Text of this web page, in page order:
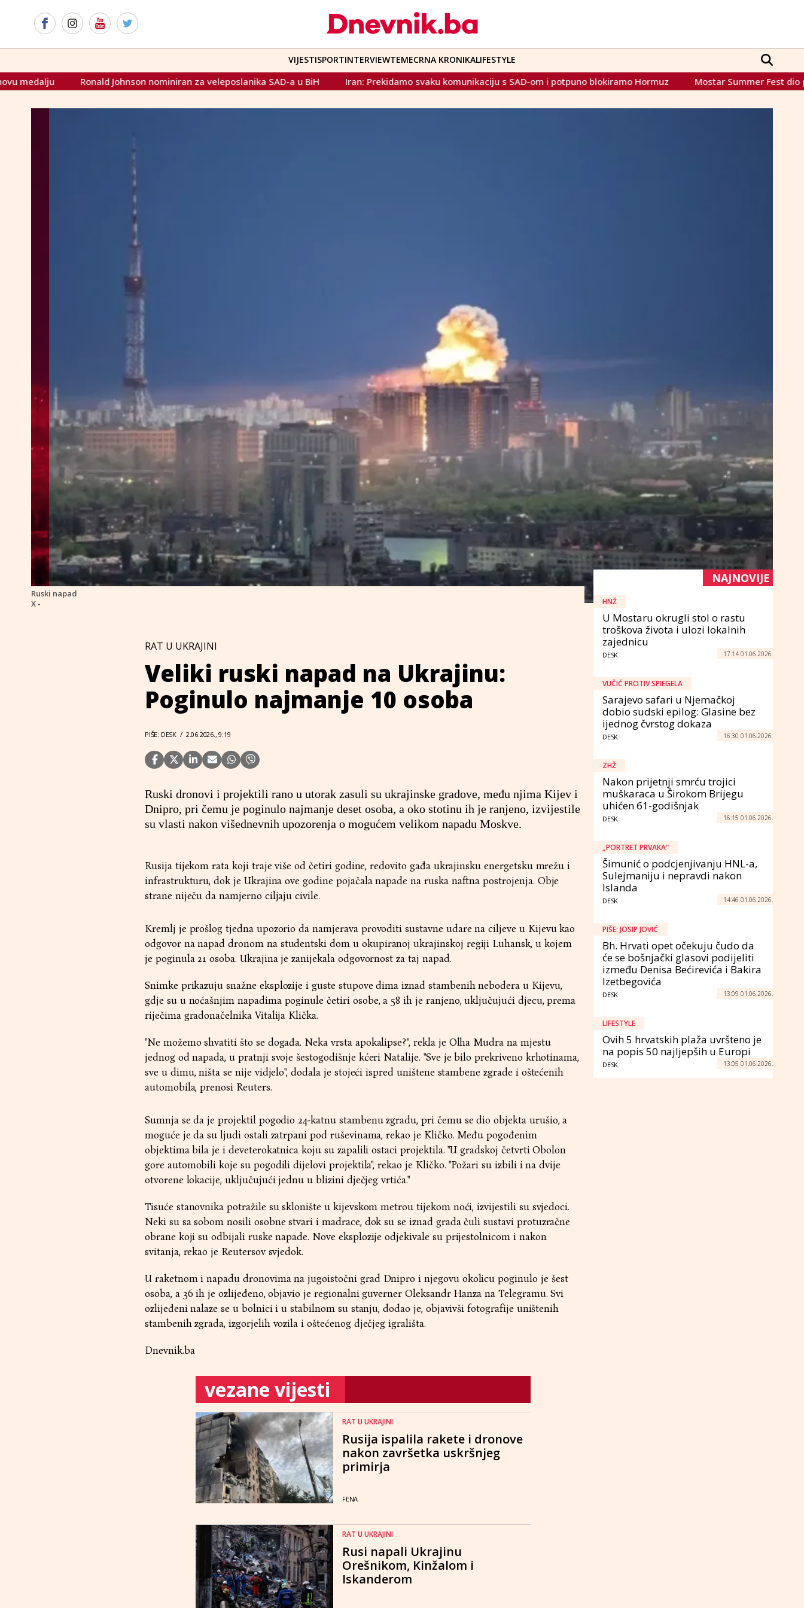
VIJESTISPORTINTERVIEWTEMECRNA KRONIKALIFESTYLE
Johnson nominiran za veleposlanika SAD-a u BiH Iran: Prekidamo svaku komunikaciju s SAD-om i potpuno blokiramo Hormuz Mostar Summer Fest dio prihoda od ulaznica
Ruski napad
X -
RAT U UKRAJINI
Veliki ruski napad na Ukrajinu:
Poginulo najmanje 10 osoba
PIŠE: DESK / 2.06.2026., 9:19
Ruski dronovi i projektili rano u utorak zasuli su ukrajinske gradove, među njima Kijev i
Dnipro, pri čemu je poginulo najmanje deset osoba, a oko stotinu ih je ranjeno, izvijestile
su vlasti nakon višednevnih upozorenja o mogućem velikom napadu Moskve.
Rusija tijekom rata koji traje više od četiri godine, redovito gađa ukrajinsku energetsku mrežu i
infrastrukturu, dok je Ukrajina ove godine pojačala napade na ruska naftna postrojenja. Obje
strane niječu da namjerno ciljaju civile.
Kremlj je prošlog tjedna upozorio da namjerava provoditi sustavne udare na ciljeve u Kijevu kao
odgovor na napad dronom na studentski dom u okupiranoj ukrajinskoj regiji Luhansk, u kojem
je poginula 21 osoba. Ukrajina je zanijekala odgovornost za taj napad.
Snimke prikazuju snažne eksplozije i guste stupove dima iznad stambenih nebodera u Kijevu,
gdje su u noćašnjim napadima poginule četiri osobe, a 58 ih je ranjeno, uključujući djecu, prema
riječima gradonačelnika Vitalija Klička.
"Ne možemo shvatiti što se događa. Neka vrsta apokalipse?", rekla je Olha Mudra na mjestu
jednog od napada, u pratnji svoje šestogodišnje kćeri Natalije. "Sve je bilo prekriveno krhotinama,
sve u dimu, ništa se nije vidjelo", dodala je stojeći ispred uništene stambene zgrade i oštećenih
automobila, prenosi Reuters.
Sumnja se da je projektil pogodio 24-katnu stambenu zgradu, pri čemu se dio objekta urušio, a
moguće je da su ljudi ostali zatrpani pod ruševinama, rekao je Kličko. Među pogođenim
objektima bila je i deveterokatnica koju su zapalili ostaci projektila. "U gradskoj četvrti Obolon
gore automobili koje su pogodili dijelovi projektila", rekao je Kličko. "Požari su izbili i na dvije
otvorene lokacije, uključujući jednu u blizini dječjeg vrtića."
Tisuće stanovnika potražile su sklonište u kijevskom metrou tijekom noći, izvijestili su svjedoci.
Neki su sa sobom nosili osobne stvari i madrace, dok su se iznad grada čuli sustavi protuzračne
obrane koji su odbijali ruske napade. Nove eksplozije odjekivale su prijestolnicom i nakon
svitanja, rekao je Reutersov svjedok.
U raketnom i napadu dronovima na jugoistočni grad Dnipro i njegovu okolicu poginulo je šest
osoba, a 36 ih je ozlijeđeno, objavio je regionalni guverner Oleksandr Hanza na Telegramu. Svi
ozlijeđeni nalaze se u bolnici i u stabilnom su stanju, dodao je, objavivši fotografije uništenih
stambenih zgrada, izgorjelih vozila i oštećenog dječjeg igrališta.
Dnevnik.ba
vezane vijesti
RAT U UKRAJINI
Rusija ispalila rakete i dronove
nakon završetka uskršnjeg
primirja
FENA
RAT U UKRAJINI
Rusi napali Ukrajinu
Orešnikom, Kinžalom i
Iskanderom
NAJNOVIJE
HNŽ
U Mostaru okrugli stol o rastu
troškova života i ulozi lokalnih
zajednicu
DESK 17:14 01.06.2026.
VUČIĆ PROTIV SPIEGELA
Sarajevo safari u Njemačkoj
dobio sudski epilog: Glasine bez
ijednog čvrstog dokaza
DESK 16:30 01.06.2026.
ZHŽ
Nakon prijetnji smrću trojici
muškaraca u Širokom Brijegu
uhićen 61-godišnjak
DESK 16:15 01.06.2026.
„PORTRET PRVAKA“
Šimunić o podcjenjivanju HNL-a,
Sulejmaniju i nepravdi nakon
Islanda
DESK 14:46 01.06.2026.
PIŠE: JOSIP JOVIĆ
Bh. Hrvati opet očekuju čudo da
će se bošnjački glasovi podijeliti
između Denisa Bećirevića i Bakira
Izetbegovića
DESK 13:09 01.06.2026.
LIFESTYLE
Ovih 5 hrvatskih plaža uvršteno je
na popis 50 najljepših u Europi
DESK 13:05 01.06.2026.